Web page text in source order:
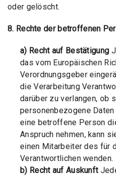
oder gelöscht.
8. Rechte der betroffenen
a) Recht auf Bestätigung
das vom Europäischen
Verordnungsgeber
die Verarbeitung
darüber zu verlangen, ob
personenbezogene
eine betroffene Person
Anspruch nehmen, kann
einen Mitarbeiter des für
Verantwortlichen wenden.
b) Recht auf Auskunft